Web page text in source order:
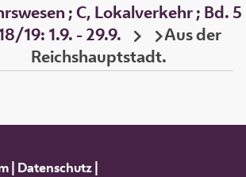
; C, Lokalverkehr ; Bd. 5
19: 1.9. - 29.9.
Aus der
Reichshauptstadt.
| Datenschutz|